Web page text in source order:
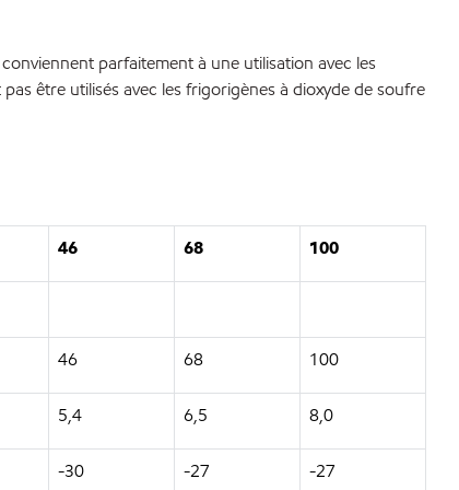
parfaitement à une utilisation avec les
être utilisés avec les frigorigènes à dioxyde de soufre
46 68 100
46 68 100
5,4 6,5 8,0
-30 -27 -27